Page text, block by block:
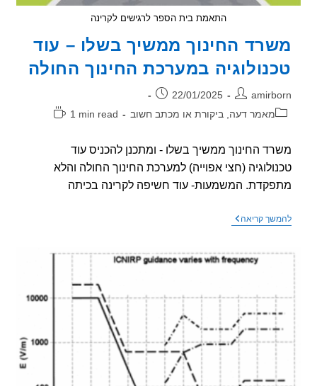
התאמת בית הספר לרגישים לקרינה
החינוך ממשיך בשלו – עוד
במערכת החינוך החולה
פורסם:
22/01/2025
מאמר דעה, ביקורת או מכתב חשוב
זמן
1 min read
החינוך ממשיך בשלו - ומתכנן להכניס עוד
(חצי אפוייה) למערכת החינוך החולה והלא
המשמעות- עוד חשיפה לקרינה בכיתה
קריאהמשרד
בשלו
במערכת
החינוך
החולה